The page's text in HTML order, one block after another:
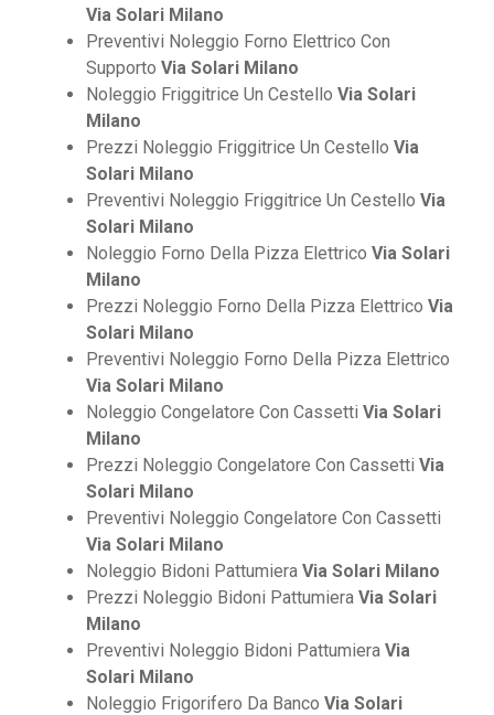
Via Solari Milano
Preventivi Noleggio Forno Elettrico Con
Supporto Via Solari Milano
Noleggio Friggitrice Un Cestello Via Solari
Milano
Prezzi Noleggio Friggitrice Un Cestello Via
Solari Milano
Preventivi Noleggio Friggitrice Un Cestello Via
Solari Milano
Noleggio Forno Della Pizza Elettrico Via Solari
Milano
Prezzi Noleggio Forno Della Pizza Elettrico Via
Solari Milano
Preventivi Noleggio Forno Della Pizza Elettrico
Via Solari Milano
Noleggio Congelatore Con Cassetti Via Solari
Milano
Prezzi Noleggio Congelatore Con Cassetti Via
Solari Milano
Preventivi Noleggio Congelatore Con Cassetti
Via Solari Milano
Noleggio Bidoni Pattumiera Via Solari Milano
Prezzi Noleggio Bidoni Pattumiera Via Solari
Milano
Preventivi Noleggio Bidoni Pattumiera Via
Solari Milano
Noleggio Frigorifero Da Banco Via Solari